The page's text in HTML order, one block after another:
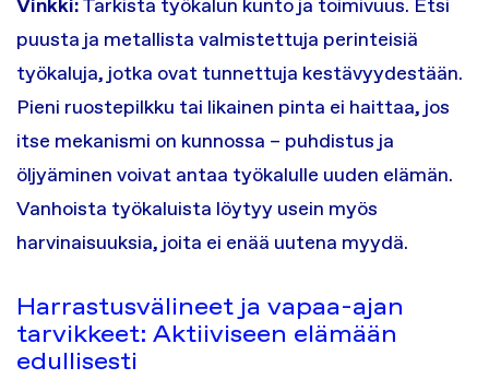
Vinkki:Tarkista työkalun kunto ja toimivuus. Etsi
puusta ja metallista valmistettuja perinteisiä
työkaluja, jotka ovat tunnettuja kestävyydestään.
Pieni ruostepilkku tai likainen pinta ei haittaa, jos
itse mekanismi on kunnossa – puhdistus ja
öljyäminen voivat antaa työkalulle uuden elämän.
Vanhoista työkaluista löytyy usein myös
harvinaisuuksia, joita ei enää uutena myydä.
Harrastusvälineet ja vapaa-ajan
tarvikkeet: Aktiiviseen elämään
edullisesti